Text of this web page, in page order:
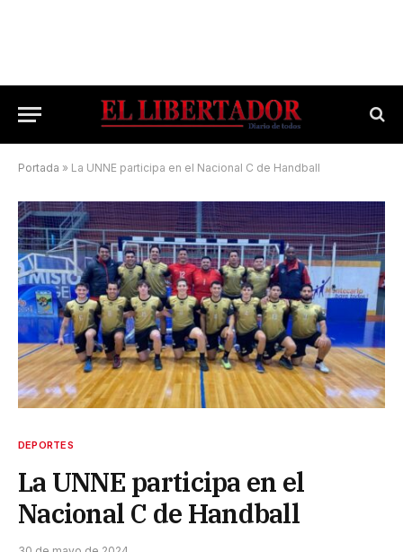
Portada » La UNNE participa en el Nacional C de Handball
DEPORTES
La UNNE participa en el
Nacional C de Handball